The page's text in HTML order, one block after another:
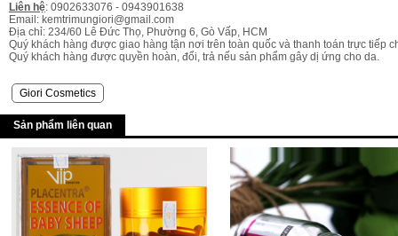
Liên hệ: 0902633076 - 0943901638
Email: kemtrimungiori@gmail.com
Địa chỉ: 234/60 Lê Đức Thọ, Phường 6, Gò Vấp, HCM
Quý khách hàng được giao hàng tận nơi trên toàn quốc và thanh toán trực tiếp
Quý khách hàng được quyền hoàn, đổi, trả nếu sản phẩm gây dị ứng cho da.
Giori Cosmetics
Sản phẩm liên quan